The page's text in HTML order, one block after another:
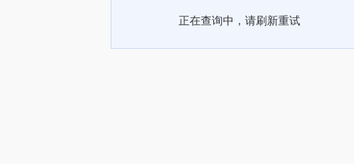
正在查询中，请刷新重试